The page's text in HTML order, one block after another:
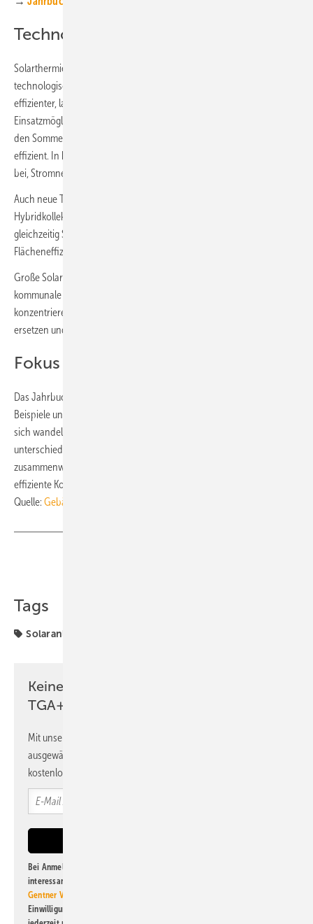
Technologie und Anwendung
Solarthermieanlagen haben sich in den vergangenen Jahren
technologisch deutlich weiterentwickelt. Moderne Systeme arbeiten
effizienter, lassen sich flexibler integrieren und eröffnen neue
Einsatzmöglichkeiten. Sie entlasten Wärmepumpen insbesondere in
den Sommermonaten und übernehmen die Warmwasserbereitung
effizient. In hybriden Energiesystemen trägt die Solarthermie dazu
bei, Stromnetze zu stabilisieren und Lastspitzen zu reduzieren.
Auch neue Technologien wie photovoltaisch-thermische
Hybridkollektoren gewinnen an Bedeutung. Diese erzeugen
gleichzeitig Strom und Wärme und erhöhen damit die
Flächeneffizienz.
Große Solarthermie-Freilandanlagen speisen erneuerbare Wärme in
kommunale und ländliche Wärmenetze ein. In der Industrie können
konzentrierende solarthermische Systeme fossile Energieträger
ersetzen und Prozesswärme klimafreundlich bereitstellen.
Fokus auf Systemintegration
Das Jahrbuch beleuchtet diese Entwicklungen anhand konkreter
Beispiele und ordnet sie fachlich ein. Es bietet Orientierung in einem
sich wandelnden Energiemarkt. Im Mittelpunkt steht die Frage, wie
unterschiedliche erneuerbare Technologien sinnvoll
zusammenwirken können. Eine nachhaltige Energiewelt erfordert die
effiziente Kombination der Technologien. ■
Quelle: Gebäude Energieberater
Tags
Solaranlage
Keine Zeit? Kein Problem mit dem
TGA+E Newsletter!
Mit unserem Newsletter erhalten Sie regelmäßig von uns
ausgewählte Informationen und Neuigkeiten, gebündelt und
kostenlos direkt ins Postfach.
Bei Anmeldung zu diesem Newsletter bin ich damit einverstanden, über
interessante Verlags- und Online-Angebote
Gentner Verlag GmbH & Co. KG
Einwilligung kann ich jederzeit widerrufen und eine Abmeldung ist